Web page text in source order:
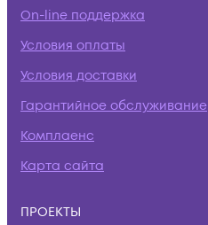
On-line поддержка
Условия оплаты
Условия доставки
Гарантийное обслуживание
Комплаенс
Карта сайта
ПРОЕКТЫ